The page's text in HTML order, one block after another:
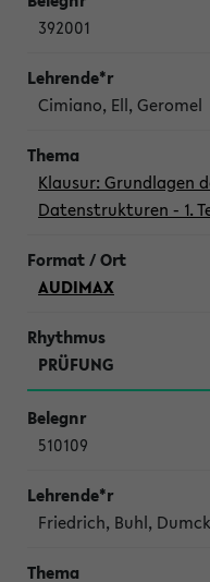
392001
Cimiano, Ell, Geromel
Klausur: Grundlagen
Datenstrukturen - 1.
AUDIMAX
PRÜFUNG
510109
Friedrich, Buhl,